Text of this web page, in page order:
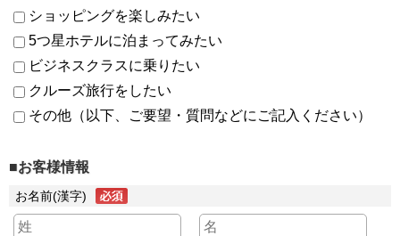
ショッピングを楽しみたい
5つ星ホテルに泊まってみたい
ビジネスクラスに乗りたい
クルーズ旅行をしたい
その他（以下、ご要望・質問などにご記入ください）
■お客様情報
お名前(漢字)